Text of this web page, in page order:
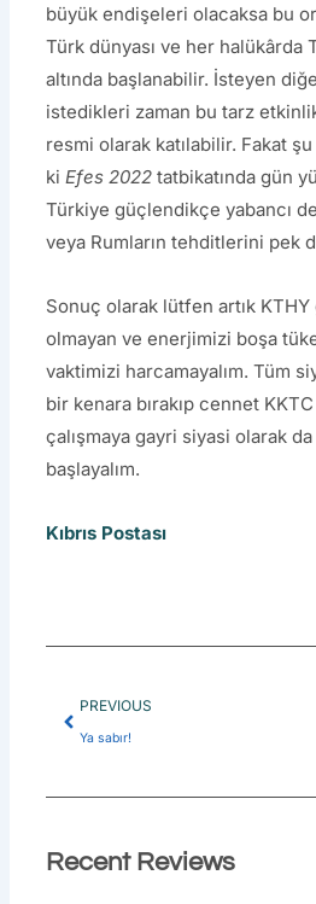
büyük endişeleri olacaksa bu
Türk dünyası ve her halükârda
altında başlanabilir. İsteyen
istedikleri zaman bu tarz
resmi olarak katılabilir. Fakat
ki Efes 2022 tatbikatında gün
Türkiye güçlendikçe yabancı
veya Rumların tehditlerini pek
Sonuç olarak lütfen artık
olmayan ve enerjimizi boşa
vaktimizi harcamayalım. Tüm
bir kenara bırakıp cennet
çalışmaya gayri siyasi olarak
başlayalım.
Kıbrıs Postası
PREVIOUS
Ya sabır!
Recent Reviews